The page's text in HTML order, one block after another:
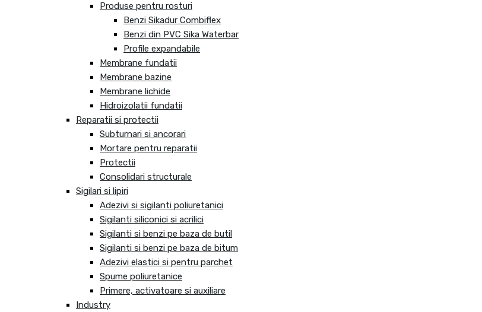
Produse pentru rosturi
Benzi Sikadur Combiflex
Benzi din PVC Sika Waterbar
Profile expandabile
Membrane fundatii
Membrane bazine
Membrane lichide
Hidroizolatii fundatii
Reparatii si protectii
Subturnari si ancorari
Mortare pentru reparatii
Protectii
Consolidari structurale
Sigilari si lipiri
Adezivi si sigilanti poliuretanici
Sigilanti siliconici si acrilici
Sigilanti si benzi pe baza de butil
Sigilanti si benzi pe baza de bitum
Adezivi elastici si pentru parchet
Spume poliuretanice
Primere, activatoare si auxiliare
Industry